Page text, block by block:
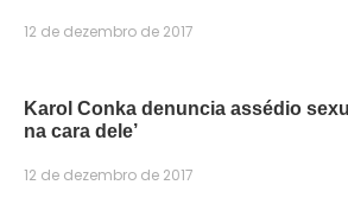
12 de dezembro de 2017
Karol Conka denuncia assédio
na cara dele’
12 de dezembro de 2017